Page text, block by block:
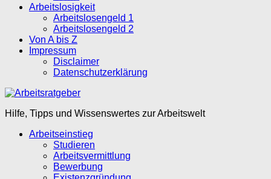
Arbeitslosigkeit
Arbeitslosengeld 1
Arbeitslosengeld 2
Von A bis Z
Impressum
Disclaimer
Datenschutzerklärung
Hilfe, Tipps und Wissenswertes zur Arbeitswelt
Arbeitseinstieg
Studieren
Arbeitsvermittlung
Bewerbung